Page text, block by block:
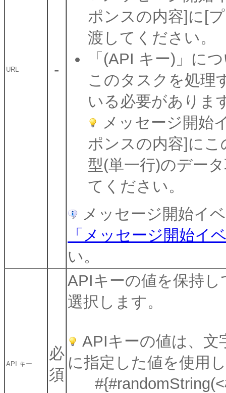
URL -
ポンスの内容]に[
渡してください。
「(API キー)」に
このタスクを処理
いる必要がありま
メッセージ開始
ポンスの内容]に
型(単一行)のデー
てください。
メッセージ開始イ
「メッセージ開始イ
い。
API キー
必
須
APIキーの値を保持
選択します。
APIキーの値は、文
に指定した値を使用
#{#randomString(<